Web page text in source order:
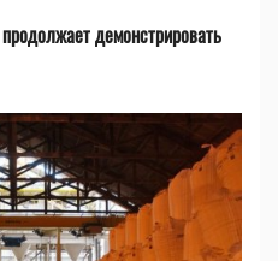
демонстрировать